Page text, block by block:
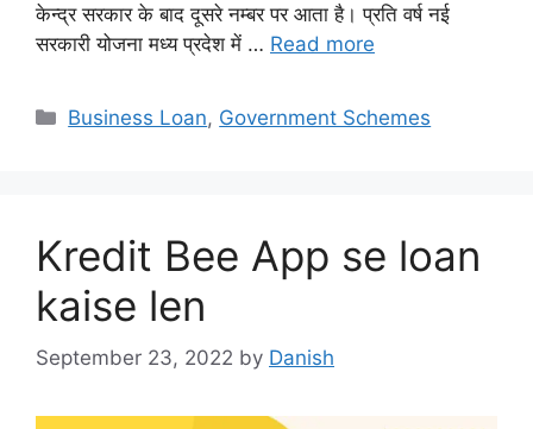
केन्द्र सरकार के बाद दूसरे नम्बर पर आता है। प्रति वर्ष नई
सरकारी योजना मध्य प्रदेश में … Read more
Categories
Business Loan, Government Schemes
Kredit Bee App se loan
kaise len
September 23, 2022 by Danish